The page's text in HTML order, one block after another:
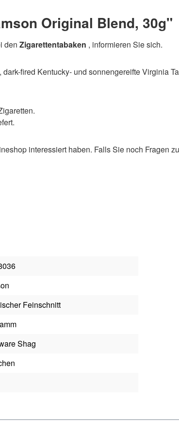
Original Blend, 30g"
den Zigarettentabaken , informieren Sie sich.
fired Kentucky- und sonnengereifte Virginia
interessiert haben. Falls Sie noch Fragen
Feinschnitt
Shag